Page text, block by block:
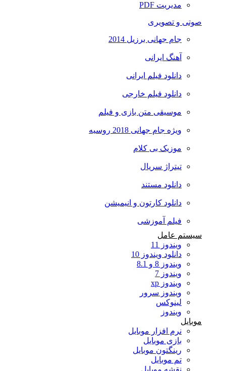
مدیریت PDF
صوتی و تصویری
جام جهانی برزیل 2014
آهنگ ایرانی
دانلود فیلم ایرانی
دانلود فیلم خارجی
موسیقی متن بازی و فیلم
ویژه جام جهانی 2018 روسیه
موزیک بی کلام
تیتراژ سریال
دانلود مستند
دانلود کارتون و انیمیشن
فیلم آموزشی
سیستم عامل
ویندوز 11
دانلود ویندوز 10
ویندوز 8 و 8.1
ویندوز 7
ویندوز xp
ویندوز سرور
لینوکس
ویندوز
نرم افزار موبایل
بازی موبایل
رینگتون موبایل
تم موبایل
نقشه موبایل